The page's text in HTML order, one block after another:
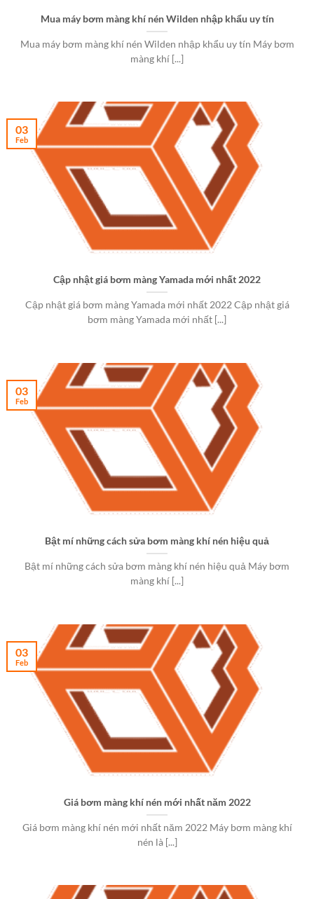
Mua máy bơm màng khí nén Wilden nhập khẩu uy tín
Mua máy bơm màng khí nén Wilden nhập khẩu uy tín Máy bơm
màng khí [...]
Cập nhật giá bơm màng Yamada mới nhất 2022
Cập nhật giá bơm màng Yamada mới nhất 2022 Cập nhật giá
bơm màng Yamada mới nhất [...]
03
Feb
Bật mí những cách sửa bơm màng khí nén hiệu quả
Bật mí những cách sửa bơm màng khí nén hiệu quả Máy bơm
màng khí [...]
03
Feb
Giá bơm màng khí nén mới nhất năm 2022
Giá bơm màng khí nén mới nhất năm 2022 Máy bơm màng khí
nén là [...]
03
Feb